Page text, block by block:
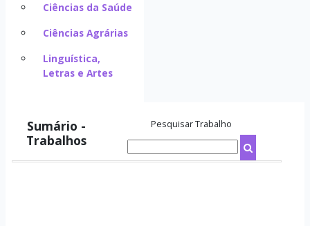
Ciências da Saúde
Ciências Agrárias
Linguística,
Letras e Artes
Sumário -
Trabalhos
Pesquisar Trabalho